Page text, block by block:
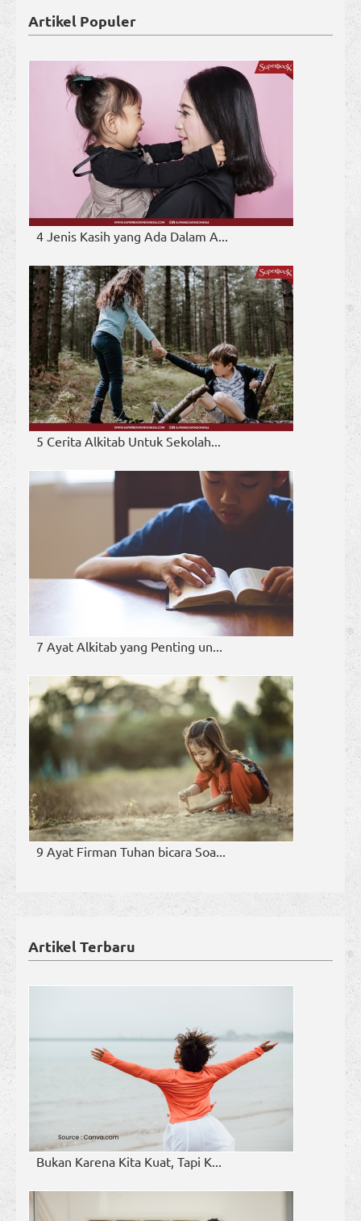
Artikel Populer
4 Jenis Kasih yang Ada Dalam A...
5 Cerita Alkitab Untuk Sekolah...
7 Ayat Alkitab yang Penting un...
9 Ayat Firman Tuhan bicara Soa...
Artikel Terbaru
Bukan Karena Kita Kuat, Tapi K...